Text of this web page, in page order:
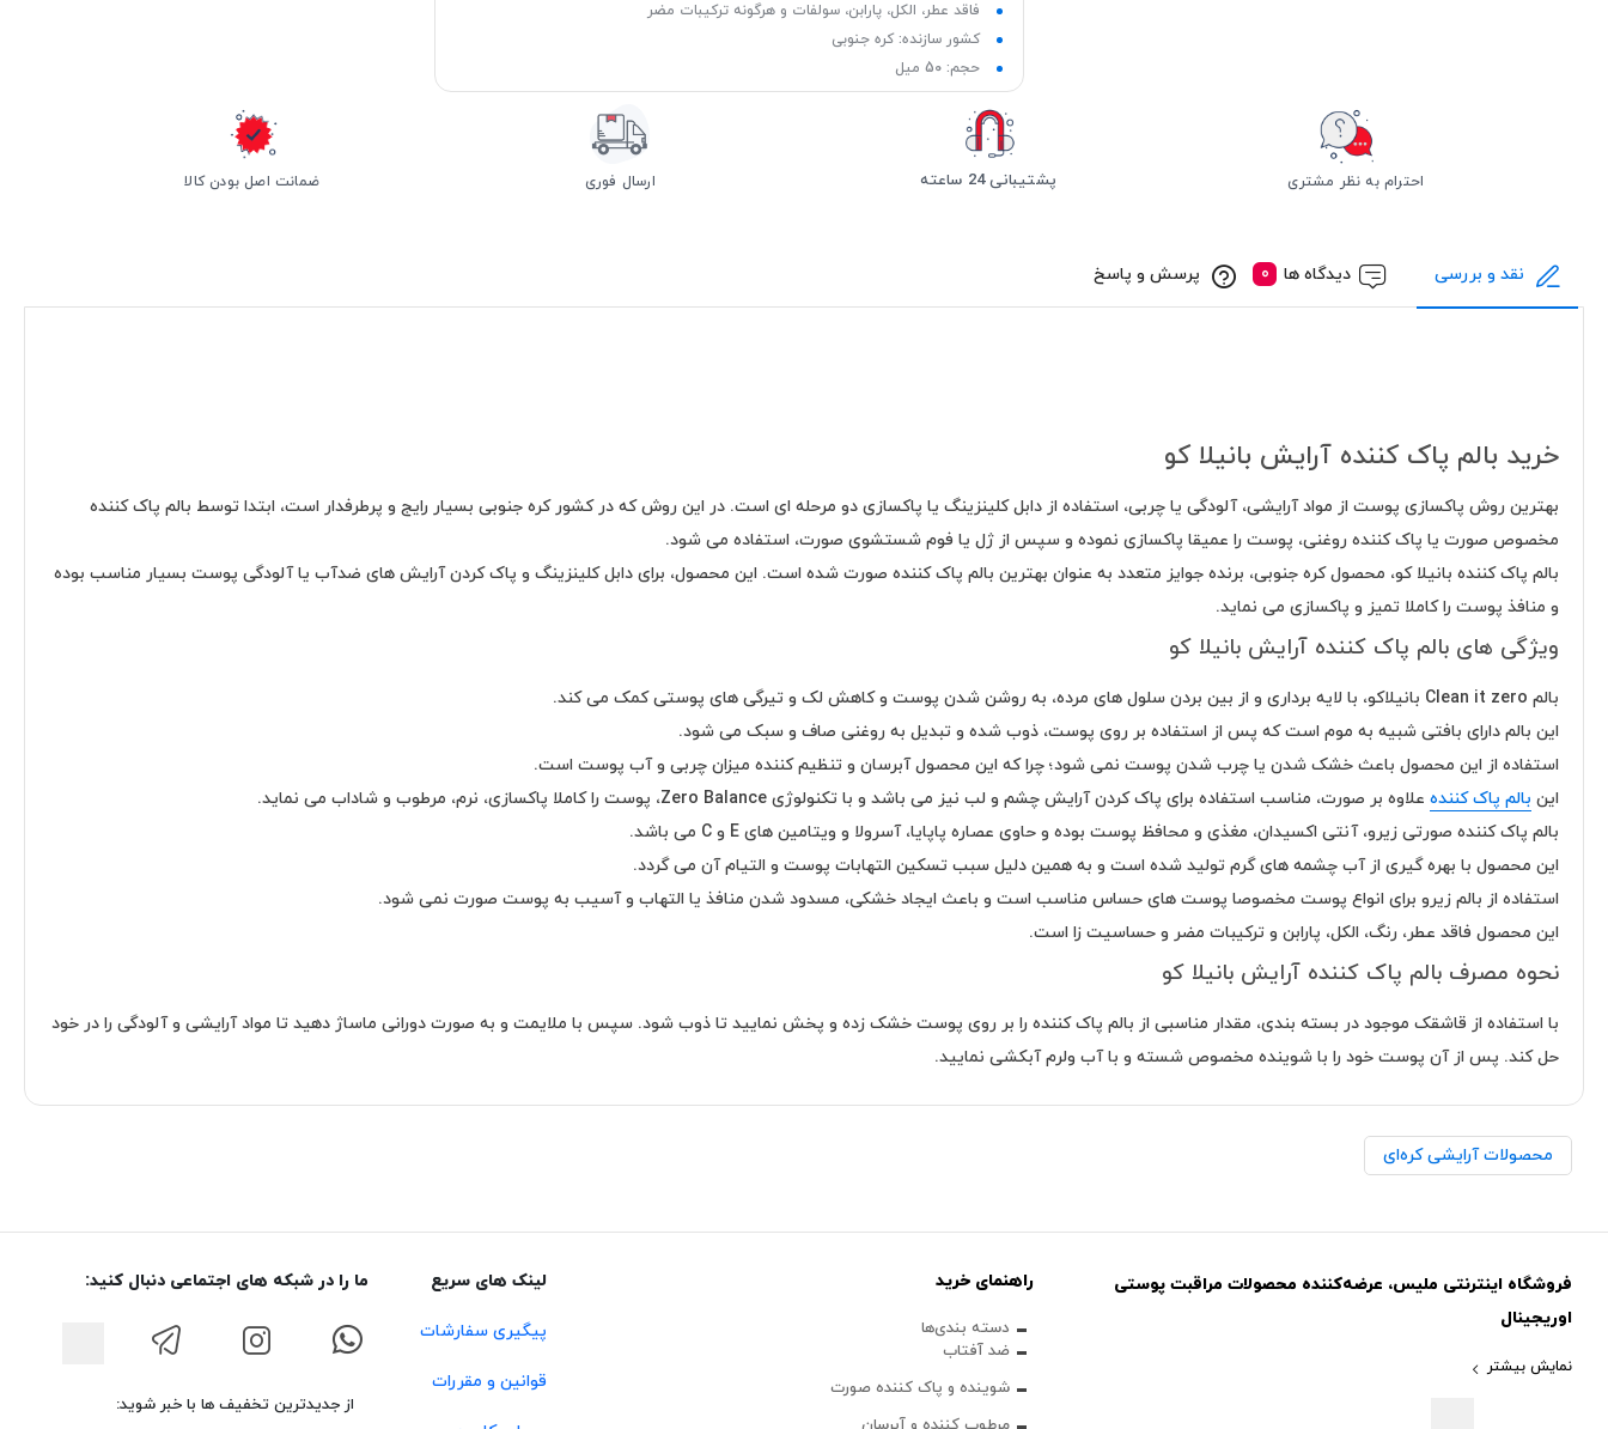
فاقد عطر، الکل، پارابن، سولفات و هرگونه ترکیبات مضر
کشور سازنده: کره جنوبی
حجم: 50 میل
احترام به نظر مشتری پشتیبانی 24 ساعته ارسال فوری ضمانت اصل بودن کالا
نقد و بررسی دیدگاه ها پرسش و پاسخ
خرید بالم پاک کننده آرایش بانیلا کو
بهترین روش پاکسازی پوست از مواد آرایشی، آلودگی یا چربی، استفاده از دابل کلینزینگ یا پاکسازی دو مرحله ای است. در این روش که در کشور کره جنوبی بسیار رایج و پرطرفدار است، ابتدا توسط بالم پاک کننده
مخصوص صورت یا پاک کننده روغنی، پوست را عمیقا پاکسازی نموده و سپس از ژل یا فوم شستشوی صورت، استفاده می شود.
بالم پاک کننده بانیلا کو، محصول کره جنوبی، برنده جوایز متعدد به عنوان بهترین بالم پاک کننده صورت شده است. این محصول، برای دابل کلینزینگ و پاک کردن آرایش های ضدآب یا آلودگی پوست بسیار مناسب بوده
و منافذ پوست را کاملا تمیز و پاکسازی می نماید.
ویژگی های بالم پاک کننده آرایش بانیلا کو
بالم Clean it zero بانیلاکو، با لایه برداری و از بین بردن سلول های مرده، به روشن شدن پوست و کاهش لک و تیرگی های پوستی کمک می کند.
این بالم دارای بافتی شبیه به موم است که پس از استفاده بر روی پوست، ذوب شده و تبدیل به روغنی صاف و سبک می شود.
استفاده از این محصول باعث خشک شدن یا چرب شدن پوست نمی شود؛ چرا که این محصول آبرسان و تنظیم کننده میزان چربی و آب پوست است.
این بالم پاک کننده علاوه بر صورت، مناسب استفاده برای پاک کردن آرایش چشم و لب نیز می باشد و با تکنولوژی Zero Balance، پوست را کاملا پاکسازی، نرم، مرطوب و شاداب می نماید.
بالم پاک کننده صورتی زیرو، آنتی اکسیدان، مغذی و محافظ پوست بوده و حاوی عصاره پاپایا، آسرولا و ویتامین های E و C می باشد.
این محصول با بهره گیری از آب چشمه های گرم تولید شده است و به همین دلیل سبب تسکین التهابات پوست و التیام آن می گردد.
استفاده از بالم زیرو برای انواع پوست مخصوصا پوست های حساس مناسب است و باعث ایجاد خشکی، مسدود شدن منافذ یا التهاب و آسیب به پوست صورت نمی شود.
این محصول فاقد عطر، رنگ، الکل، پارابن و ترکیبات مضر و حساسیت زا است.
نحوه مصرف بالم پاک کننده آرایش بانیلا کو
با استفاده از قاشقک موجود در بسته بندی، مقدار مناسبی از بالم پاک کننده را بر روی پوست خشک زده و پخش نمایید تا ذوب شود. سپس با ملایمت و به صورت دورانی ماساژ دهید تا مواد آرایشی و آلودگی را در خود
حل کند. پس از آن پوست خود را با شوینده مخصوص شسته و با آب ولرم آبکشی نمایید.
محصولات آرایشی کره‌ای
فروشگاه اینترنتی ملیس، عرضه‌کننده محصولات مراقبت پوستی
اوریجینال
نمایش بیشتر
راهنمای خرید
دسته بندی‌ها
ضد آفتاب
شوینده و پاک‌ کننده صورت
لینک های سریع
پیگیری سفارشات
قوانین و مقررات
ما را در شبکه های اجتماعی دنبال کنید:
از جدیدترین تخفیف ها با خبر شوید: